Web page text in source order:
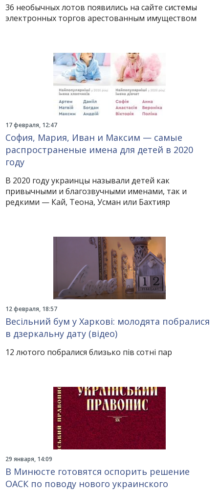
36 необычных лотов появились на сайте системы
электронных торгов арестованным имуществом
17 февраля, 12:47
София, Мария, Иван и Максим — самые
распространеные имена для детей в 2020
году
В 2020 году украинцы называли детей как
привычными и благозвучными именами, так и
редкими — Кай, Теона, Усман или Бахтияр
12 февраля, 18:57
Весільний бум у Харкові: молодята побралися
в дзеркальну дату (відео)
12 лютого побралися близько пів сотні пар
29 января, 14:09
В Минюсте готовятся оспорить решение
ОАСК по поводу нового украинского